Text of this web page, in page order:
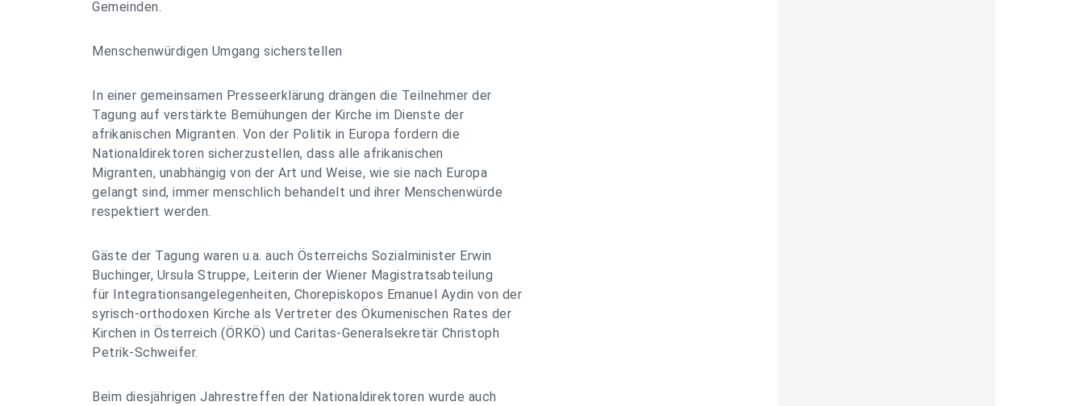
Gemeinden.
Menschenwürdigen Umgang sicherstellen
In einer gemeinsamen Presseerklärung drängen die Teilnehmer der
Tagung auf verstärkte Bemühungen der Kirche im Dienste der
afrikanischen Migranten. Von der Politik in Europa fordern die
Nationaldirektoren sicherzustellen, dass alle afrikanischen
Migranten, unabhängig von der Art und Weise, wie sie nach Europa
gelangt sind, immer menschlich behandelt und ihrer Menschenwürde
respektiert werden.
Gäste der Tagung waren u.a. auch Österreichs Sozialminister Erwin
Buchinger, Ursula Struppe, Leiterin der Wiener Magistratsabteilung
für Integrationsangelegenheiten, Chorepiskopos Emanuel Aydin von der
syrisch-orthodoxen Kirche als Vertreter des Ökumenischen Rates der
Kirchen in Österreich (ÖRKÖ) und Caritas-Generalsekretär Christoph
Petrik-Schweifer.
Beim diesjährigen Jahrestreffen der Nationaldirektoren wurde auch